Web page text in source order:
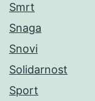
Smrt
Snaga
Snovi
Solidarnost
Sport